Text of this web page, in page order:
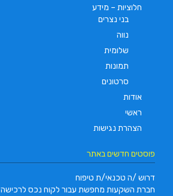
חלוציות – מידע
בני נצרים
נווה
שלומית
תמונות
סרטונים
אודות
ראשי
הצהרת נגישות
פוסטים חדשים באתר
דרוש /ה טכנאי/ת טיפוח
חברת השקעות מחפשת עבור לקוח נכס לרכישה